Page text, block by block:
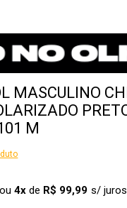
MASCULINO
M
ou4x de R$ 99,99